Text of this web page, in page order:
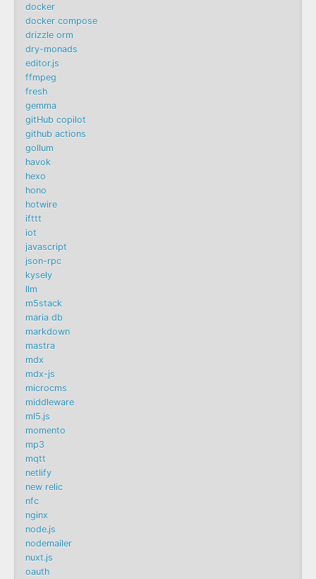
docker
docker compose
drizzle orm
dry-monads
editor.js
ffmpeg
fresh
gemma
gitHub copilot
github actions
gollum
havok
hexo
hono
hotwire
ifttt
iot
javascript
json-rpc
kysely
llm
m5stack
maria db
markdown
mastra
mdx
mdx-js
microcms
middleware
ml5.js
momento
mp3
mqtt
netlify
new relic
nfc
nginx
node.js
nodemailer
nuxt.js
oauth